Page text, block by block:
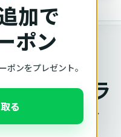
加で
ポン
ポンをプレゼント。
る
ランドクルーザー300
ラ
の適合